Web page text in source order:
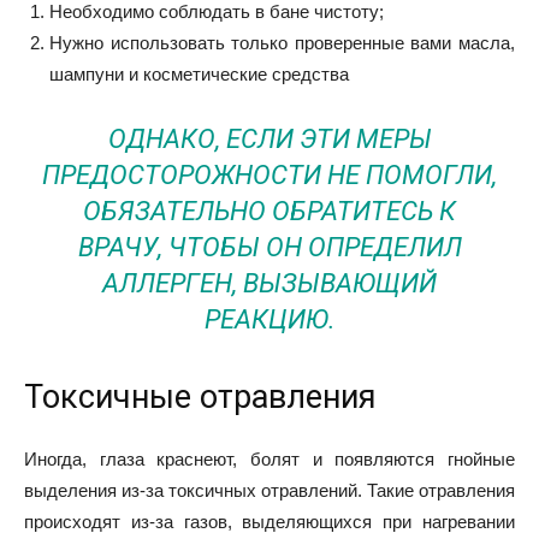
Необходимо соблюдать в бане чистоту;
Нужно использовать только проверенные вами масла,
шампуни и косметические средства
ОДНАКО, ЕСЛИ ЭТИ МЕРЫ
ПРЕДОСТОРОЖНОСТИ НЕ ПОМОГЛИ,
ОБЯЗАТЕЛЬНО ОБРАТИТЕСЬ К
ВРАЧУ, ЧТОБЫ ОН ОПРЕДЕЛИЛ
АЛЛЕРГЕН, ВЫЗЫВАЮЩИЙ
РЕАКЦИЮ.
Токсичные отравления
Иногда, глаза краснеют, болят и появляются гнойные
выделения из-за токсичных отравлений. Такие отравления
происходят из-за газов, выделяющихся при нагревании